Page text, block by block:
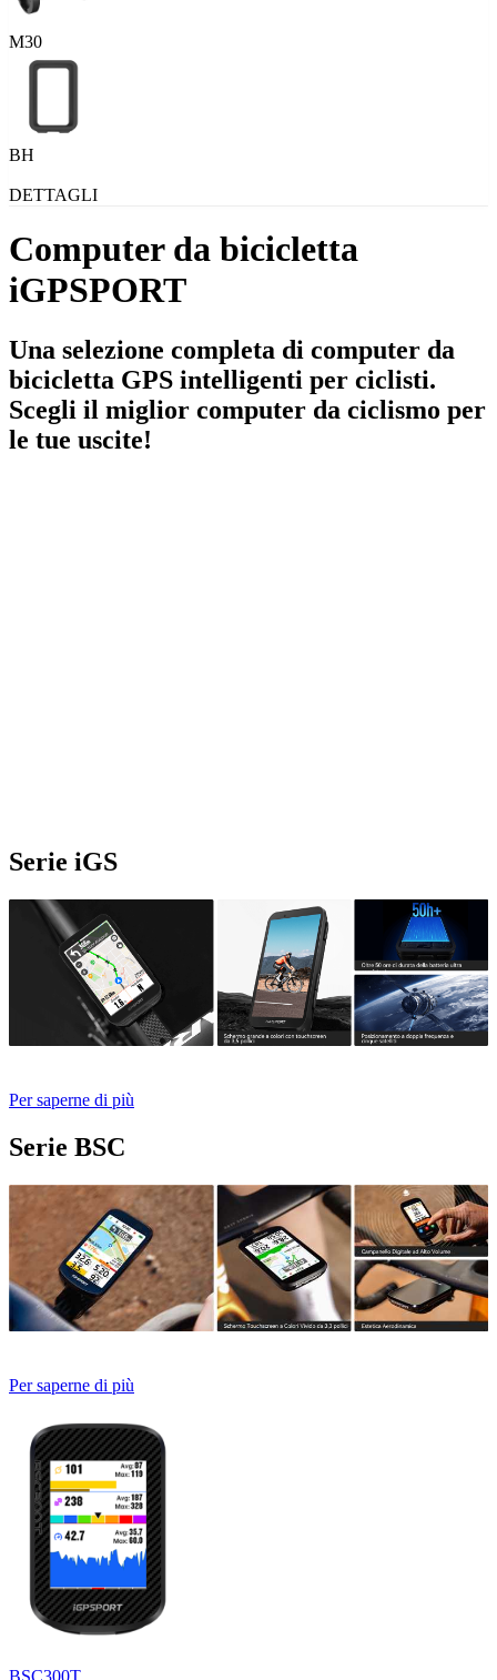
M30
BH
DETTAGLI
Computer da bicicletta
iGPSPORT
Una selezione completa di computer da
bicicletta GPS intelligenti per ciclisti.
Scegli il miglior computer da ciclismo per
le tue uscite!
Serie iGS
Per saperne di più
Serie BSC
Per saperne di più
BSC300T